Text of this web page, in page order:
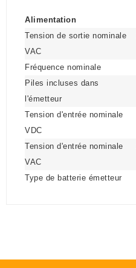
Alimentation
Tension de sortie nominale
VAC
Fréquence nominale
Piles incluses dans
l'émetteur
Tension d'entrée nominale
VDC
Tension d'entrée nominale
VAC
Type de batterie émetteur